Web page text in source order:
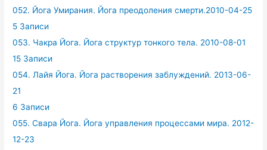
052. Йога Умирания. Йога преодоления смерти.2010-04-25
5 Записи
053. Чакра Йога. Йога структур тонкого тела. 2010-08-01
15 Записи
054. Лайя Йога. Йога растворения заблуждений. 2013-06-
21
6 Записи
055. Свара Йога. Йога управления процессами мира. 2012-
12-23